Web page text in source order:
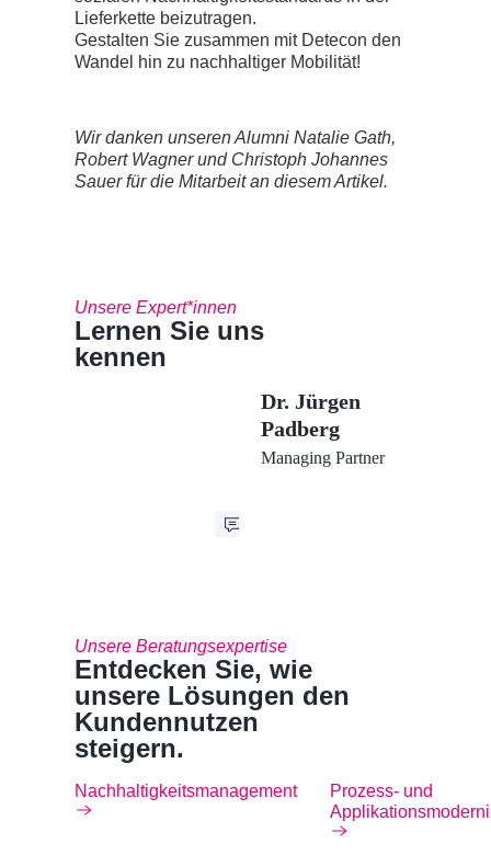
Lieferkette beizutragen.
Gestalten Sie zusammen mit Detecon den
Wandel hin zu nachhaltiger Mobilität!
Wir danken unseren Alumni Natalie Gath,
Robert Wagner und Christoph Johannes
Sauer für die Mitarbeit an diesem Artikel.
Unsere Expert*innen
Lernen Sie uns
kennen
Dr. Jürgen
Padberg
Managing Partner
Unsere Beratungsexpertise
Entdecken Sie, wie
unsere Lösungen den
Kundennutzen
steigern.
Nachhaltigkeitsmanagement
Prozess- und